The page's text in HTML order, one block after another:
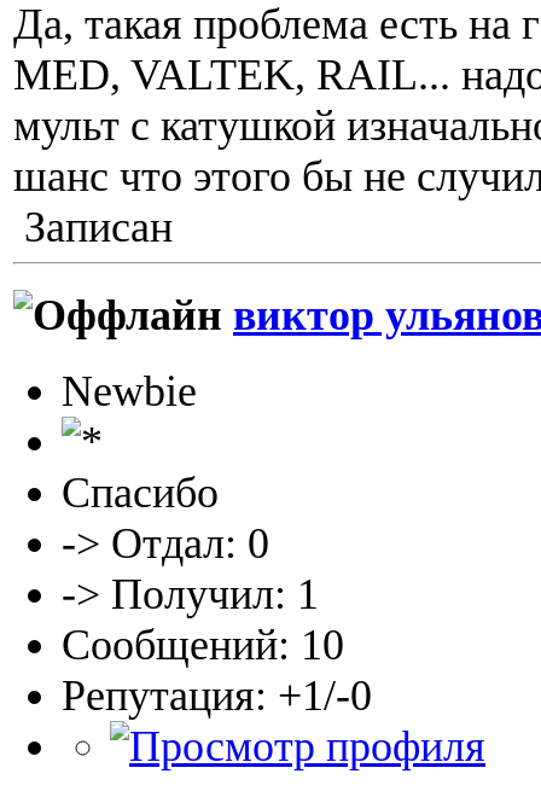
Да, такая проблема есть на
MED, VALTEK, RAIL...
мульт с катушкой
шанс что этого бы не
Записан
виктор
Newbie
Спасибо
-> Отдал: 0
-> Получил: 1
Сообщений: 10
Репутация: +1/-0